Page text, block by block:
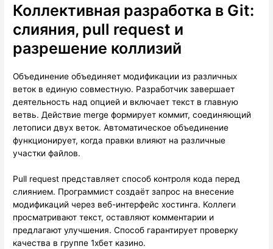
Коллективная разработка в Git:
слияния, pull request и
разрешение коллизий
Объединение объединяет модификации из различных
веток в единую совместную. Разработчик завершает
деятельность над опцией и включает текст в главную
ветвь. Действие merge формирует коммит, соединяющий
летописи двух веток. Автоматическое объединение
функционирует, когда правки влияют на различные
участки файлов.
Pull request представляет способ контроля кода перед
слиянием. Программист создаёт запрос на внесение
модификаций через веб-интерфейс хостинга. Коллеги
просматривают текст, оставляют комментарии и
предлагают улучшения. Способ гарантирует проверку
качества в группе 1хбет казино.